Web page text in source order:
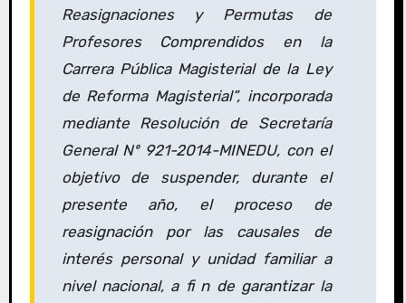
Reasignaciones y Permutas de
Profesores Comprendidos en la
Carrera Pública Magisterial de la Ley
de Reforma Magisterial”, incorporada
mediante Resolución de Secretaría
General Nº 921-2014-MINEDU, con el
objetivo de suspender, durante el
presente año, el proceso de
reasignación por las causales de
interés personal y unidad familiar a
nivel nacional, a fi n de garantizar la